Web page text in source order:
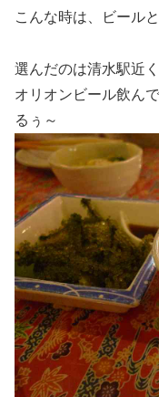
こんな時は、ビール
選んだのは清水駅近
オリオンビール飲ん
るぅ～